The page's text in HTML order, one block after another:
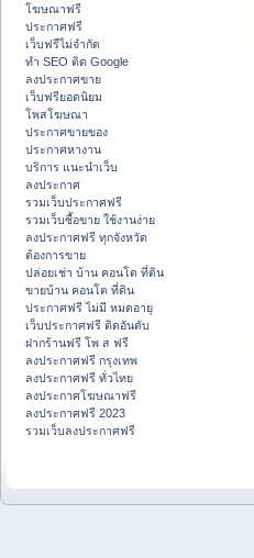
โฆษณาฟรี
ประกาศฟรี
เว็บฟรีไม่จำกัด
ทำ SEO ติด Google
ลงประกาศขาย
เว็บฟรียอดนิยม
โพสโฆษณา
ประกาศขายของ
ประกาศหางาน
บริการ แนะนำเว็บ
ลงประกาศ
รวมเว็บประกาศฟรี
รวมเว็บซื้อขาย ใช้งานง่าย
ลงประกาศฟรี ทุกจังหวัด
ต้องการขาย
ปล่อยเช่า บ้าน คอนโด ที่ดิน
ขายบ้าน คอนโด ที่ดิน
ประกาศฟรี ไม่มี หมดอายุ
เว็บประกาศฟรี ติดอันดับ
ฝากร้านฟรี โพ ส ฟรี
ลงประกาศฟรี กรุงเทพ
ลงประกาศฟรี ทั่วไทย
ลงประกาศโฆษณาฟรี
ลงประกาศฟรี 2023
รวมเว็บลงประกาศฟรี